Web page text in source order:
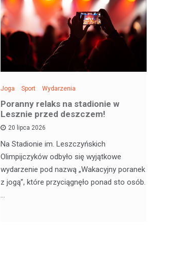
Joga Sport Wydarzenia
Poranny relaks na stadionie w
Lesznie przed deszczem!
20 lipca 2026
Na Stadionie im. Leszczyńskich
Olimpijczyków odbyło się wyjątkowe
wydarzenie pod nazwą „Wakacyjny poranek
z jogą”, które przyciągnęło ponad sto osób.
…